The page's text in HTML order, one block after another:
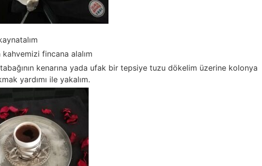
kahvemizi fincana alalım
kenarına yada ufak bir tepsiye tuzu dökelim üzerine kolonya
yardımı ile yakalım.